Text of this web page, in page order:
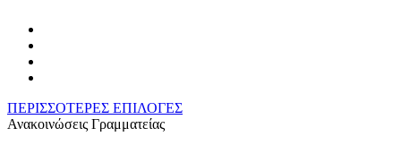
ΠΕΡΙΣΣΟΤΕΡΕΣ ΕΠΙΛΟΓΕΣ
Ανακοινώσεις Γραμματείας